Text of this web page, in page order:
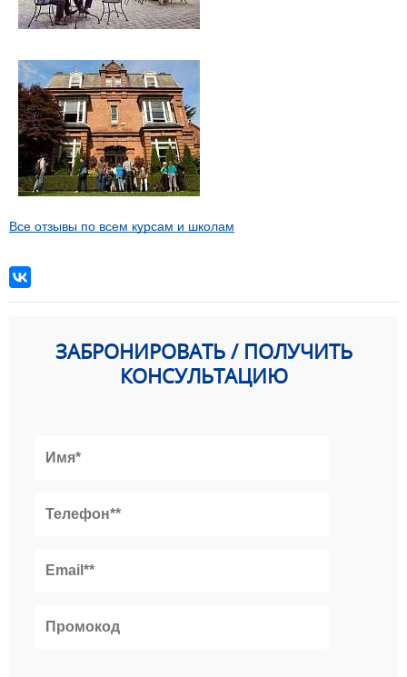
Все отзывы по всем курсам и школам
ЗАБРОНИРОВАТЬ / ПОЛУЧИТЬ
КОНСУЛЬТАЦИЮ